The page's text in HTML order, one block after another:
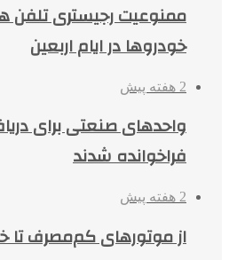
ممنوعیت رجیستری تلفن
خودروها در ایام اربعین
2 هفته پیش
واحدهای صنعتی برای
فراخوانده شدند
2 هفته پیش
از موتورهای کم‌مصرف تا